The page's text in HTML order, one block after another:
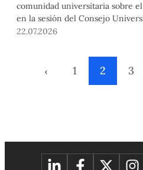
comunidad universitaria sobre
en la sesión del Consejo
realizó el día miércoles 24 de
Ampliado aprobó el Plan de
presentado por la doctora
22.07.2026
‹ 1 2 3